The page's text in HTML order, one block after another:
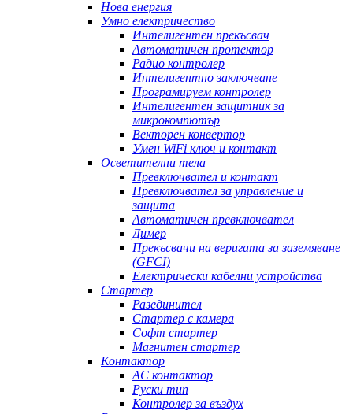
Нова енергия
Умно електричество
Интелигентен прекъсвач
Автоматичен протектор
Радио контролер
Интелигентно заключване
Програмируем контролер
Интелигентен защитник за
микрокомпютър
Векторен конвертор
Умен WiFi ключ и контакт
Осветителни тела
Превключвател и контакт
Превключвател за управление и
защита
Автоматичен превключвател
Димер
Прекъсвачи на веригата за заземяване
(GFCI)
Електрически кабелни устройства
Стартер
Разединител
Стартер с камера
Софт стартер
Магнитен стартер
Контактор
AC контактор
Руски тип
Контролер за въздух